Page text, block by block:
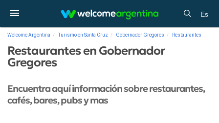
Es
Welcome Argentina Turismo en Santa Cruz Gobernador Gregores Restaurantes
Restaurantes en Gobernador
Gregores
Encuentra aquí información sobre restaurantes,
cafés, bares, pubs y mas